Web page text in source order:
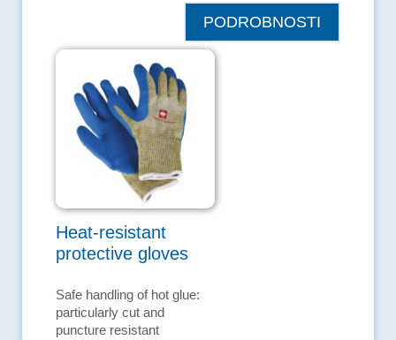
PODROBNOSTI
Heat-resistant
protective gloves
Safe handling of hot glue:
particularly cut and
puncture resistant